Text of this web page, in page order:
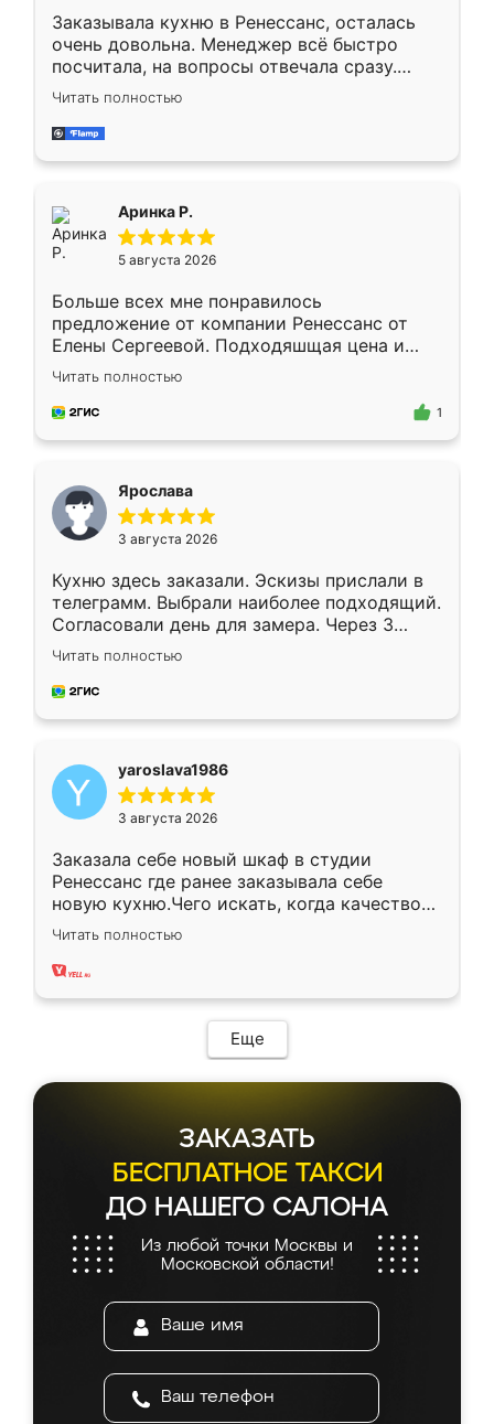
Заказывала кухню в Ренессанс, осталась
очень довольна. Менеджер всё быстро
посчитала, на вопросы отвечала сразу.
Замерщик приехал в субботу, подошёл к
делу со всей ответственностью. Собрали
за день, ребята работали аккуратно, даже
Читать полностью
Аринка Р.
5 августа 2026
Больше всех мне понравилось
предложение от компании Ренессанс от
Елены Сергеевой. Подходяшщая цена и
короткие сроки изготовления. Приехавший
для замера сотрудник Владислав
предложил по моему эскизу самый
Читать полностью
1
Ярослава
3 августа 2026
Кухню здесь заказали. Эскизы прислали в
телеграмм. Выбрали наиболее подходящий.
Согласовали день для замера. Через 3
недели кухня была уже готова. Остались
довольны работой. Спасибо Ренессанс
мебель за качественную работу!
Читать полностью
yaroslava1986
3 августа 2026
Заказала себе новый шкаф в студии
Ренессанс где ранее заказывала себе
новую кухню.Чего искать, когда качеством
вполне довольна. Служит кухня уже почти
два года, нареканий нет.
Читать полностью
Еще
ЗАКАЗАТЬ
БЕСПЛАТНОЕ ТАКСИ
ДО НАШЕГО САЛОНА
Из любой точки Москвы и
Московской области!